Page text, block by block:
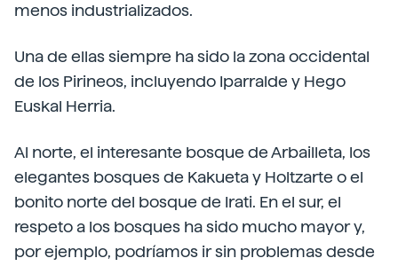
menos industrializados.
Una de ellas siempre ha sido la zona occidental
de los Pirineos, incluyendo Iparralde y Hego
Euskal Herria.
Al norte, el interesante bosque de Arbailleta, los
elegantes bosques de Kakueta y Holtzarte o el
bonito norte del bosque de Irati. En el sur, el
respeto a los bosques ha sido mucho mayor y,
por ejemplo, podríamos ir sin problemas desde